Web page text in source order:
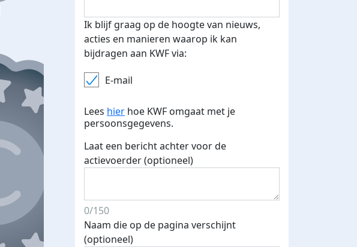
verdiend
Ik blijf graag op de hoogte van nieuws,
acties en manieren waarop ik kan
bijdragen aan KWF via:
E-mail
Lees hier hoe KWF omgaat met je
persoonsgegevens.
Laat een bericht achter voor de
actievoerder (optioneel)
0/150
Naam die op de pagina verschijnt
(optioneel)